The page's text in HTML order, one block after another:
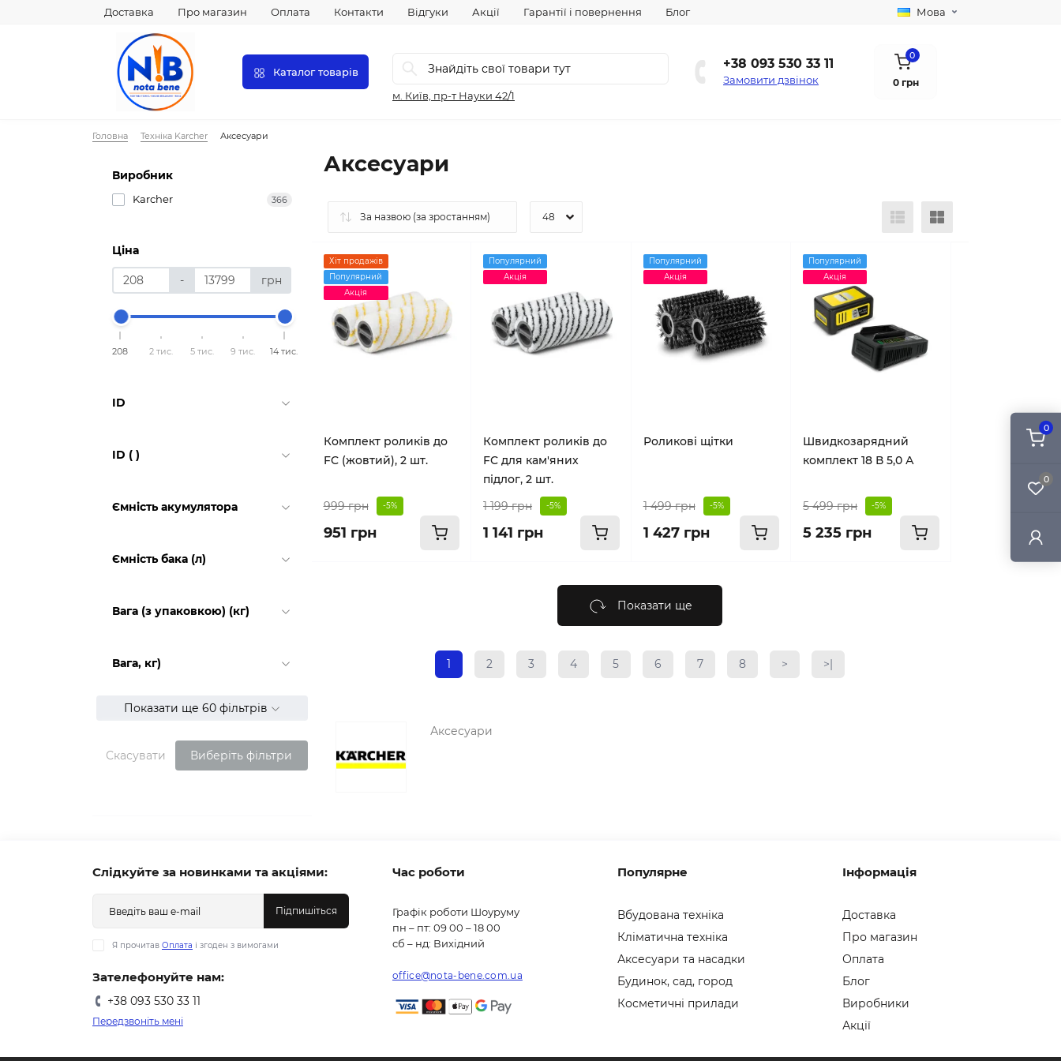
0
0
Доставка Про магазин Оплата Контакти Відгуки Акції Гарантії і повернення Блог Мова
Каталог товарів
м. Київ, пр-т Науки 42/1
+38 093 530 33 11
Замовити дзвінок
0
0 грн
Головна Техніка Karcher Аксесуари
Виробник
Karcher 366
Ціна
- грн
208 2 тис. 5 тис. 9 тис. 14 тис.
ID
ID ( )
Ємність акумулятора
Ємність бака (л)
Вага (з упаковкою) (кг)
Вага, кг)
Показати ще 60 фільтрів
Скасувати Виберіть фільтри
Аксесуари
Хіт продажів
Популярний
Акція
Комплект роликів до
FC (жовтий), 2 шт.
999 грн -5%
951 грн
Популярний
Акція
Комплект роликів до
FC для кам'яних
підлог, 2 шт.
1 199 грн
-5%
1 141 грн
Популярний
Акція
Роликові щітки
1 499 грн -5%
1 427 грн
Популярний
Акція
Швидкозарядний
комплект 18 В 5,0 А
5 499 грн -5%
5 235 грн
Показати ще
1 2 3 4 5 6 7 8 > >|
Аксесуари
Слідкуйте за новинками та акціями:
Підпишіться
Я прочитав Оплата і згоден з вимогами
Зателефонуйте нам:
+38 093 530 33 11
Передзвоніть мені
Час роботи
Графік роботи Шоуруму
пн – пт: 09 00 – 18 00
сб – нд: Вихідний
office@nota-bene.com.ua
Популярне
Вбудована техніка
Кліматична техніка
Аксесуари та насадки
Будинок, сад, город
Косметичні прилади
Інформація
Доставка
Про магазин
Оплата
Блог
Виробники
Акції